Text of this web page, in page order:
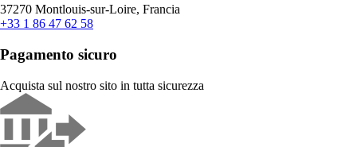
37270 Montlouis-sur-Loire, Francia
+33 1 86 47 62 58
Pagamento sicuro
Acquista sul nostro sito in tutta sicurezza